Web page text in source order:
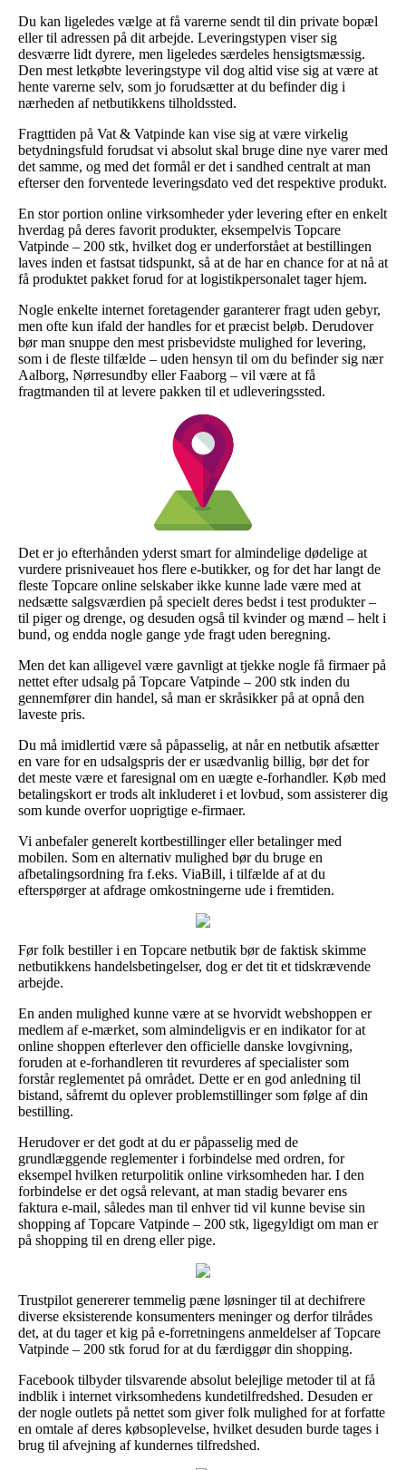
Du kan ligeledes vælge at få varerne sendt til din private bopæl
eller til adressen på dit arbejde. Leveringstypen viser sig
desværre lidt dyrere, men ligeledes særdeles hensigtsmæssig.
Den mest letkøbte leveringstype vil dog altid vise sig at være at
hente varerne selv, som jo forudsætter at du befinder dig i
nærheden af netbutikkens tilholdssted.
Fragttiden på Vat & Vatpinde kan vise sig at være virkelig
betydningsfuld forudsat vi absolut skal bruge dine nye varer med
det samme, og med det formål er det i sandhed centralt at man
efterser den forventede leveringsdato ved det respektive produkt.
En stor portion online virksomheder yder levering efter en enkelt
hverdag på deres favorit produkter, eksempelvis Topcare
Vatpinde – 200 stk, hvilket dog er underforstået at bestillingen
laves inden et fastsat tidspunkt, så at de har en chance for at nå at
få produktet pakket forud for at logistikpersonalet tager hjem.
Nogle enkelte internet foretagender garanterer fragt uden gebyr,
men ofte kun ifald der handles for et præcist beløb. Derudover
bør man snuppe den mest prisbevidste mulighed for levering,
som i de fleste tilfælde – uden hensyn til om du befinder sig nær
Aalborg, Nørresundby eller Faaborg – vil være at få
fragtmanden til at levere pakken til et udleveringssted.
Det er jo efterhånden yderst smart for almindelige dødelige at
vurdere prisniveauet hos flere e-butikker, og for det har langt de
fleste Topcare online selskaber ikke kunne lade være med at
nedsætte salgsværdien på specielt deres bedst i test produkter –
til piger og drenge, og desuden også til kvinder og mænd – helt i
bund, og endda nogle gange yde fragt uden beregning.
Men det kan alligevel være gavnligt at tjekke nogle få firmaer på
nettet efter udsalg på Topcare Vatpinde – 200 stk inden du
gennemfører din handel, så man er skråsikker på at opnå den
laveste pris.
Du må imidlertid være så påpasselig, at når en netbutik afsætter
en vare for en udsalgspris der er usædvanlig billig, bør det for
det meste være et faresignal om en uægte e-forhandler. Køb med
betalingskort er trods alt inkluderet i et lovbud, som assisterer dig
som kunde overfor uoprigtige e-firmaer.
Vi anbefaler generelt kortbestillinger eller betalinger med
mobilen. Som en alternativ mulighed bør du bruge en
afbetalingsordning fra f.eks. ViaBill, i tilfælde af at du
efterspørger at afdrage omkostningerne ude i fremtiden.
Før folk bestiller i en Topcare netbutik bør de faktisk skimme
netbutikkens handelsbetingelser, dog er det tit et tidskrævende
arbejde.
En anden mulighed kunne være at se hvorvidt webshoppen er
medlem af e-mærket, som almindeligvis er en indikator for at
online shoppen efterlever den officielle danske lovgivning,
foruden at e-forhandleren tit revurderes af specialister som
forstår reglementet på området. Dette er en god anledning til
bistand, såfremt du oplever problemstillinger som følge af din
bestilling.
Herudover er det godt at du er påpasselig med de
grundlæggende reglementer i forbindelse med ordren, for
eksempel hvilken returpolitik online virksomheden har. I den
forbindelse er det også relevant, at man stadig bevarer ens
faktura e-mail, således man til enhver tid vil kunne bevise sin
shopping af Topcare Vatpinde – 200 stk, ligegyldigt om man er
på shopping til en dreng eller pige.
Trustpilot genererer temmelig pæne løsninger til at dechifrere
diverse eksisterende konsumenters meninger og derfor tilrådes
det, at du tager et kig på e-forretningens anmeldelser af Topcare
Vatpinde – 200 stk forud for at du færdiggør din shopping.
Facebook tilbyder tilsvarende absolut belejlige metoder til at få
indblik i internet virksomhedens kundetilfredshed. Desuden er
der nogle outlets på nettet som giver folk mulighed for at forfatte
en omtale af deres købsoplevelse, hvilket desuden burde tages i
brug til afvejning af kundernes tilfredshed.